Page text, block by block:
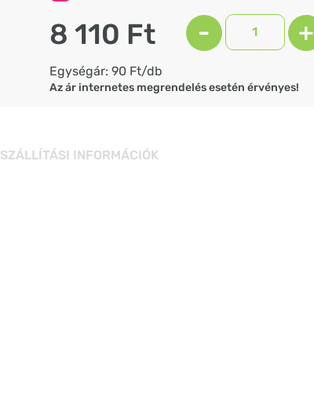
8 110 Ft - +
Egységár: 90 Ft/db
Az ár internetes megrendelés esetén érvényes!
SZÁLLÍTÁSI INFORMÁCIÓK